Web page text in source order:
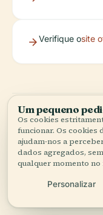
Verifique osite
Visita
Hostel
Um pequeno
Os cookies
funcionar. Os cookies
ajudam-nos a
dados agregados,
qualquer momento no
Personalizar